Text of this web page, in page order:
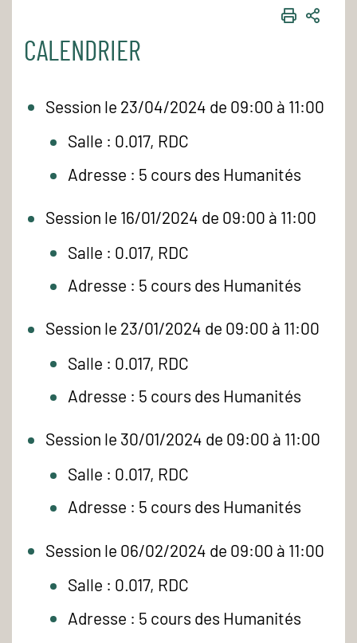
CALENDRIER
Session le 23/04/2024 de 09:00 à 11:00
Salle : 0.017, RDC
Adresse : 5 cours des Humanités
Session le 16/01/2024 de 09:00 à 11:00
Salle : 0.017, RDC
Adresse : 5 cours des Humanités
Session le 23/01/2024 de 09:00 à 11:00
Salle : 0.017, RDC
Adresse : 5 cours des Humanités
Session le 30/01/2024 de 09:00 à 11:00
Salle : 0.017, RDC
Adresse : 5 cours des Humanités
Session le 06/02/2024 de 09:00 à 11:00
Salle : 0.017, RDC
Adresse : 5 cours des Humanités